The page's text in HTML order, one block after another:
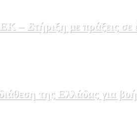
Στήριξη με πράξεις σε
της Ελλάδας για